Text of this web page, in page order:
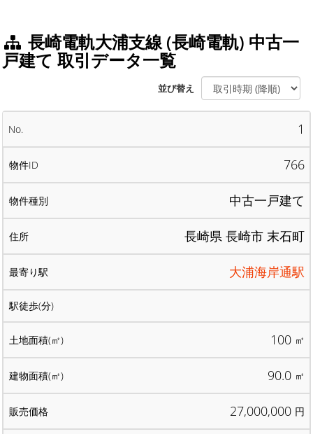
長崎電軌大浦支線 (長崎電軌) 中古一
戸建て 取引データ一覧
並び替え
1
766
中古一戸建て
長崎県 長崎市 末石町
大浦海岸通駅
100 ㎡
90.0 ㎡
27,000,000 円